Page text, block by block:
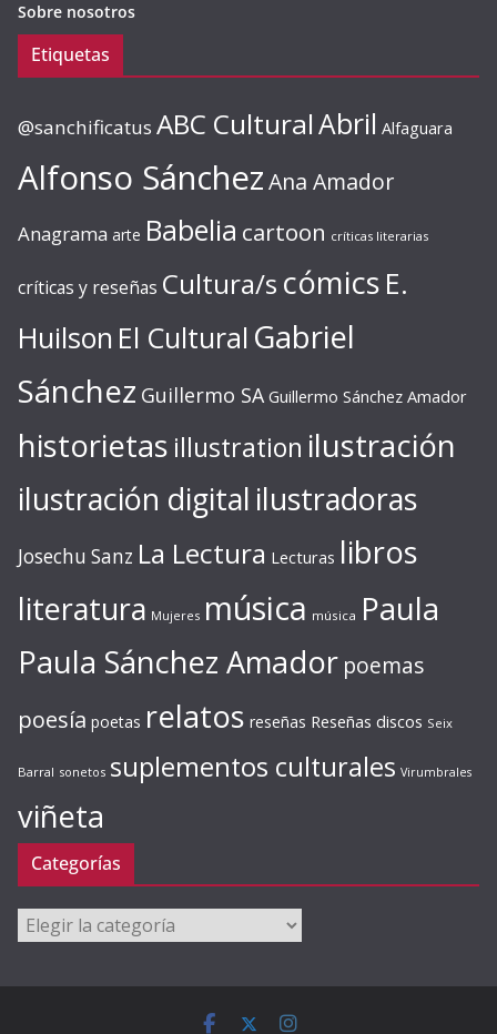
Sobre nosotros
Etiquetas
@sanchificatus ABC CulturalAbril Alfaguara
Alfonso SánchezAna Amador
Anagrama arte Babelia cartoon críticas literarias
críticas y reseñas Cultura/s cómics E.
Huilson El Cultural Gabriel
Sánchez Guillermo SA Guillermo Sánchez Amador
historietas illustration ilustración
ilustración digital ilustradoras
Josechu Sanz La Lectura Lecturas libros
literatura Mujeres música música Paula
Paula Sánchez Amador poemas
poesía poetas relatos reseñas Reseñas discos Seix
Barral sonetos suplementos culturales Virumbrales
viñeta
Categorías
Categorías